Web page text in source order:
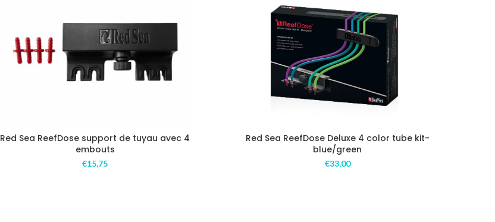
Red Sea ReefDose support de tuyau avec 4
embouts
€15,75
Red Sea ReefDose Deluxe 4 color tube kit-
blue/green
€33,00